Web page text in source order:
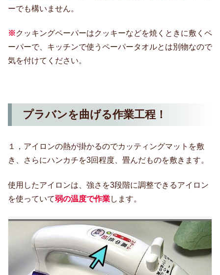
ーでも構いません。
※クッキングペーパーはクッキーなどを焼くときに敷くペ
ーパーで、キッチンで使うペーパータオルとは別物なので
気を付けてください。
プラバンを曲げる作業工程！
１，アイロンの熱が掛かるのでカッティングマットを敷
き、さらにハンカチを3回程度、畳んだものを敷きます。
使用したアイロンは、強さを3段階に調整できるアイロン
を使っていて弱の温度で作業します。